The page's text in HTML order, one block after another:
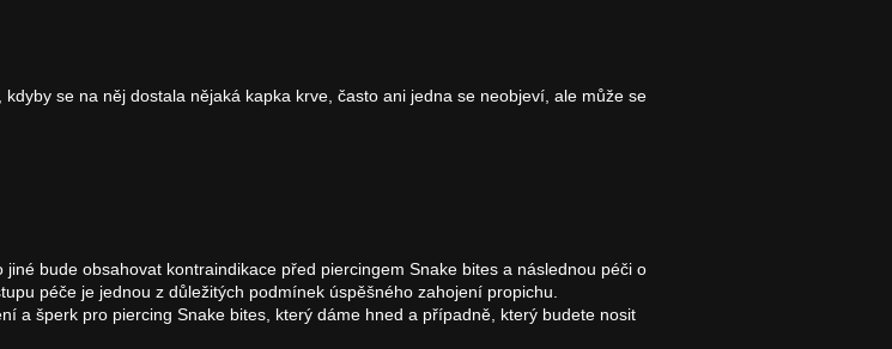
se na něj dostala nějaká kapka krve, často ani jedna se neobjeví, ale může se
bude obsahovat kontraindikace před piercingem Snake bites a následnou péči o
péče je jednou z důležitých podmínek úspěšného zahojení propichu.
a šperk pro piercing Snake bites, který dáme hned a případně, který budete nosit